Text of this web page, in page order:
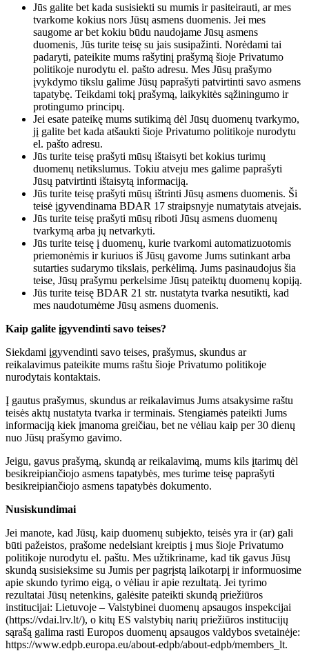
Jūs galite bet kada susisiekti su mumis ir pasiteirauti, ar mes
tvarkome kokius nors Jūsų asmens duomenis. Jei mes
saugome ar bet kokiu būdu naudojame Jūsų asmens
duomenis, Jūs turite teisę su jais susipažinti. Norėdami tai
padaryti, pateikite mums rašytinį prašymą šioje Privatumo
politikoje nurodytu el. pašto adresu. Mes Jūsų prašymo
įvykdymo tikslu galime Jūsų paprašyti patvirtinti savo asmens
tapatybę. Teikdami tokį prašymą, laikykitės sąžiningumo ir
protingumo principų.
Jei esate pateikę mums sutikimą dėl Jūsų duomenų tvarkymo,
jį galite bet kada atšaukti šioje Privatumo politikoje nurodytu
el. pašto adresu.
Jūs turite teisę prašyti mūsų ištaisyti bet kokius turimų
duomenų netikslumus. Tokiu atveju mes galime paprašyti
Jūsų patvirtinti ištaisytą informaciją.
Jūs turite teisę prašyti mūsų ištrinti Jūsų asmens duomenis. Ši
teisė įgyvendinama BDAR 17 straipsnyje numatytais atvejais.
Jūs turite teisę prašyti mūsų riboti Jūsų asmens duomenų
tvarkymą arba jų netvarkyti.
Jūs turite teisę į duomenų, kurie tvarkomi automatizuotomis
priemonėmis ir kuriuos iš Jūsų gavome Jums sutinkant arba
sutarties sudarymo tikslais, perkėlimą. Jums pasinaudojus šia
teise, Jūsų prašymu perkelsime Jūsų pateiktų duomenų kopiją.
Jūs turite teisę BDAR 21 str. nustatyta tvarka nesutikti, kad
mes naudotumėme Jūsų asmens duomenis.
Kaip galite įgyvendinti savo teises?
Siekdami įgyvendinti savo teises, prašymus, skundus ar
reikalavimus pateikite mums raštu šioje Privatumo politikoje
nurodytais kontaktais.
Į gautus prašymus, skundus ar reikalavimus Jums atsakysime raštu
teisės aktų nustatyta tvarka ir terminais. Stengiamės pateikti Jums
informaciją kiek įmanoma greičiau, bet ne vėliau kaip per 30 dienų
nuo Jūsų prašymo gavimo.
Jeigu, gavus prašymą, skundą ar reikalavimą, mums kils įtarimų dėl
besikreipiančiojo asmens tapatybės, mes turime teisę paprašyti
besikreipiančiojo asmens tapatybės dokumento.
Nusiskundimai
Jei manote, kad Jūsų, kaip duomenų subjekto, teisės yra ir (ar) gali
būti pažeistos, prašome nedelsiant kreiptis į mus šioje Privatumo
politikoje nurodytu el. paštu. Mes užtikriname, kad tik gavus Jūsų
skundą susisieksime su Jumis per pagrįstą laikotarpį ir informuosime
apie skundo tyrimo eigą, o vėliau ir apie rezultatą. Jei tyrimo
rezultatai Jūsų netenkins, galėsite pateikti skundą priežiūros
institucijai: Lietuvoje – Valstybinei duomenų apsaugos inspekcijai
(https://vdai.lrv.lt/), o kitų ES valstybių narių priežiūros institucijų
sąrašą galima rasti Europos duomenų apsaugos valdybos svetainėje:
https://www.edpb.europa.eu/about-edpb/about-edpb/members_lt.